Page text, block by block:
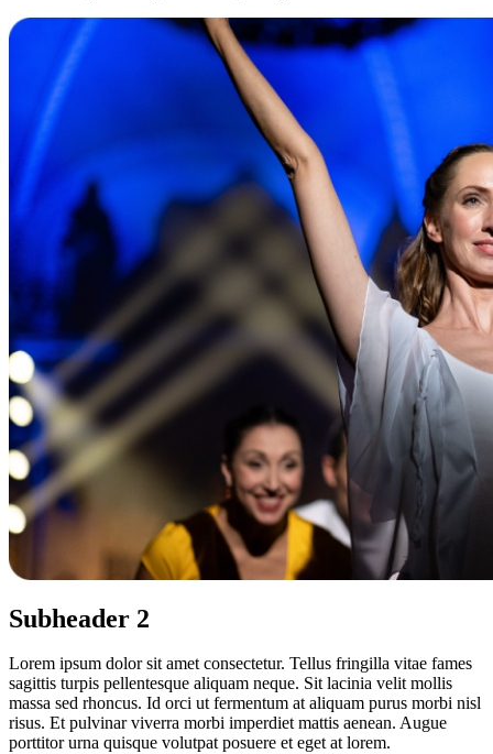
Subheader 2
Lorem ipsum dolor sit amet consectetur. Tellus fringilla vitae fames
sagittis turpis pellentesque aliquam neque. Sit lacinia velit mollis
massa sed rhoncus. Id orci ut fermentum at aliquam purus morbi nisl
risus. Et pulvinar viverra morbi imperdiet mattis aenean. Augue
porttitor urna quisque volutpat posuere et eget at lorem.